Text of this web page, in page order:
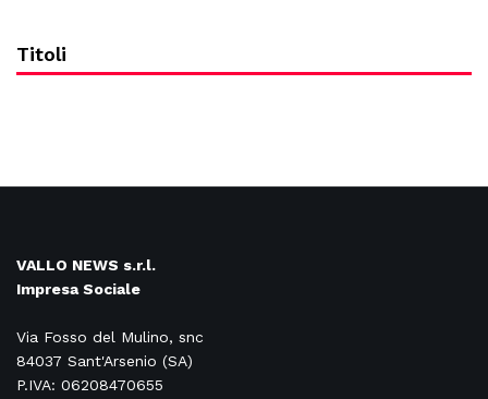
Titoli
VALLO NEWS s.r.l.
Impresa Sociale
Via Fosso del Mulino, snc
84037 Sant'Arsenio (SA)
P.IVA: 06208470655